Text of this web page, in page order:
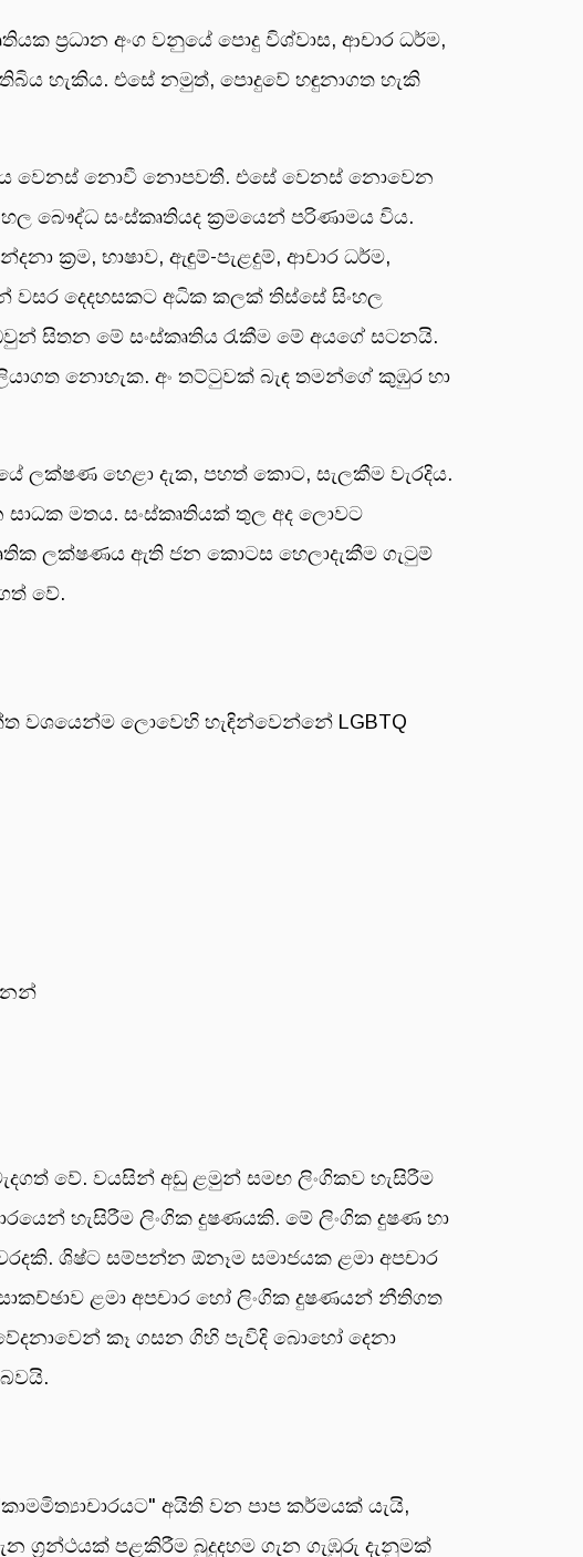
ප්‍රධාන අංග වනුයේ පොදු විශ්වාස, ආචාර ධර්ම,
හැකිය. එසේ නමුත්, පොදුවේ හඳුනාගත හැකි
වෙනස් නොවී නොපවතී. එසේ වෙනස් නොවෙන
බෞද්ධ සංස්කෘතියද ක්‍රමයෙන් පරිණාමය විය.
ක්‍රම, භාෂාව, ඇඳුම්-පැළදුම්, ආචාර ධර්ම,
වසර දෙදහසකට අධික කලක් තිස්සේ සිංහල
සිතන මේ සංස්කෘතිය රැකීම මේ අයගේ සටනයි.
නොහැක. අං තට්ටුවක් බැඳ තමන්ගේ කුඹුර හා
ලක්ෂණ හෙළා දැක, පහත් කොට, සැලකීම වැරදිය.
මතය. සංස්කෘතියක් තුල අද ලොවට
ලක්ෂණය ඇති ජන කොටස හෙලාදැකීම ගැටුම්
වේ.
වශයෙන්ම ලොවෙහි හැඳින්වෙන්නේ LGBTQ
වේ. වයසින් අඩු ළමුන් සමඟ ලිංගිකව හැසිරීම
හැසිරීම ලිංගික දුෂණයකි. මේ ලිංගික දුෂණ හා
ශිෂ්ට සම්පන්න ඕනෑම සමාජයක ළමා අපචාර
ළමා අපචාර හෝ ලිංගික දුෂණයන් නීතිගත
කෑ ගසන ගිහි පැවිදි බොහෝ දෙනා
අයිති වන පාප කර්මයක් යැයි,
ග්‍රන්ථයක් පළකිරීම බුදුදහම ගැන ගැඹුරු දැනුමක්